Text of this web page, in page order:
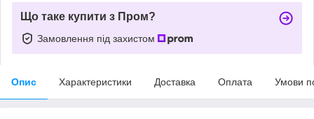
Що таке купити з Пром?
Замовлення під захистом
Опис Характеристики Доставка Оплата Умови